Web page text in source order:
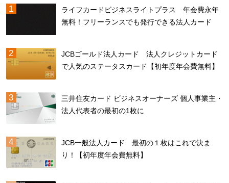
ライフカードビジネスライトプラス 年会費永年
無料！フリーランスでも発行できる法人カード
JCBゴールド法人カード 法人クレジットカード
で人気のステータスカード【初年度年会費無料】
三井住友カード ビジネスオーナーズ 個人事業主・
法人代表者の最初の1枚に
JCB一般法人カード 最初の１枚はこれで決ま
り！【初年度年会費無料】